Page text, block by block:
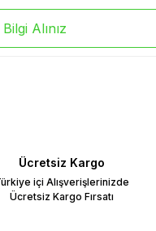
Alınız
Ücretsiz Kargo
içi Alışverişlerinizde
Ücretsiz Kargo Fırsatı